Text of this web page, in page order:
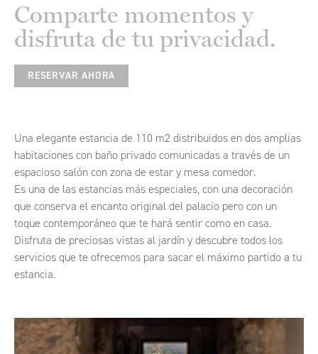
Comparte momentos y
disfruta de tu privacidad.
RESERVAR AHORA
Una elegante estancia de 110 m2 distribuidos en dos amplias
habitaciones con baño privado comunicadas a través de un
espacioso salón con zona de estar y mesa comedor.
Es una de las estancias más especiales, con una decoración
que conserva el encanto original del palacio pero con un
toque contemporáneo que te hará sentir como en casa.
Disfruta de preciosas vistas al jardín y descubre todos los
servicios que te ofrecemos para sacar el máximo partido a tu
estancia.